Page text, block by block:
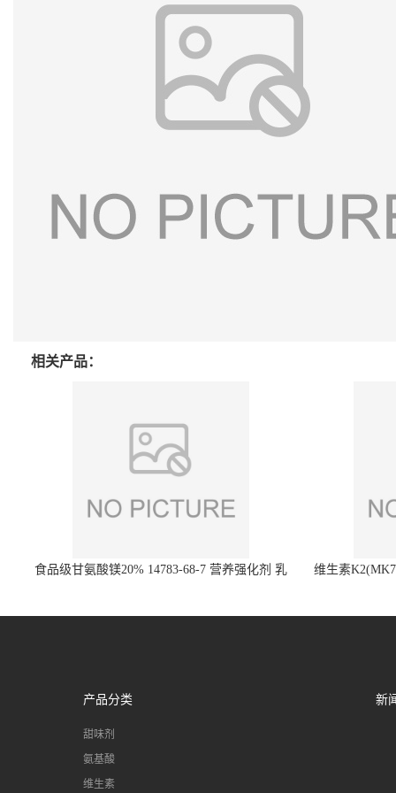
相关产品：
食品级甘氨酸镁20% 14783-68-7 营养强化剂 乳
维生素
产品分类
甜味剂
氨基酸
维生素
新